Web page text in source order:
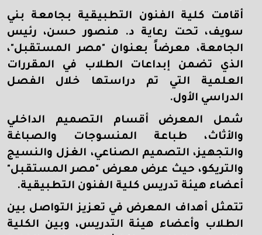
أقامت كلية الفنون التطبيقية بجامعة بني
سويف، تحت رعاية د. منصور حسن، رئيس
الجامعة، معرضاً بعنوان "مصر المستقبل"،
الذي تضمن إبداعات الطلاب في المقررات
العلمية التي تم دراستها خلال الفصل
الدراسي الأول.
شمل المعرض أقسام التصميم الداخلي
والأثاث، طباعة المنسوجات والصباغة
والتجهيز، التصميم الصناعي، الغزل والنسيج
والتريكو، حيث عرض معرض "مصر المستقبل"
أعضاء هيئة تدريس كلية الفنون التطبيقية.
تتمثل أهداف المعرض في تعزيز التواصل بين
الطلاب وأعضاء هيئة التدريس، وبين الكلية